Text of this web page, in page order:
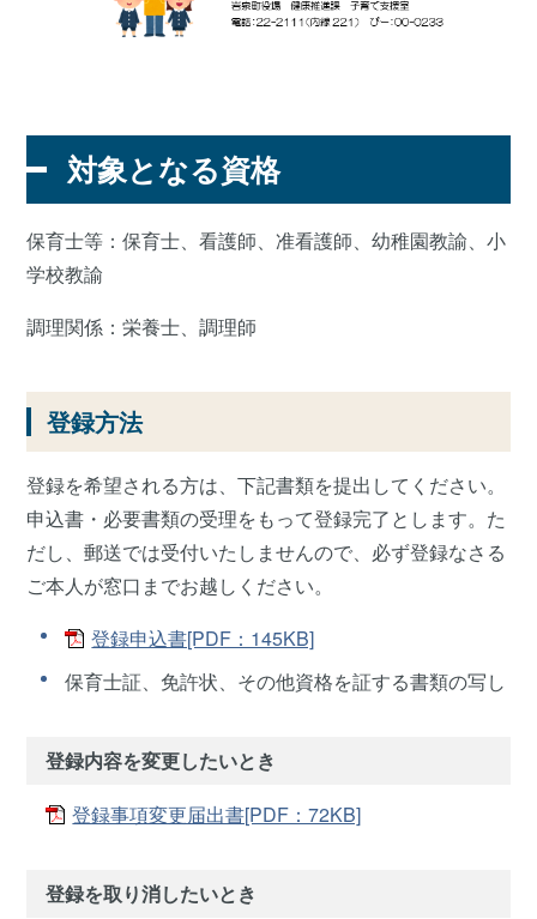
対象となる資格
保育士等：保育士、看護師、准看護師、幼稚園教諭、小
学校教諭
調理関係：栄養士、調理師
登録方法
登録を希望される方は、下記書類を提出してください。
申込書・必要書類の受理をもって登録完了とします。た
だし、郵送では受付いたしませんので、必ず登録なさる
ご本人が窓口までお越しください。
登録申込書[PDF：145KB]
保育士証、免許状、その他資格を証する書類の写し
登録内容を変更したいとき
登録事項変更届出書[PDF：72KB]
登録を取り消したいとき